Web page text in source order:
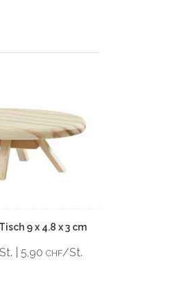
9 x 4.8 x 3 cm
| 5,90CHF/St.